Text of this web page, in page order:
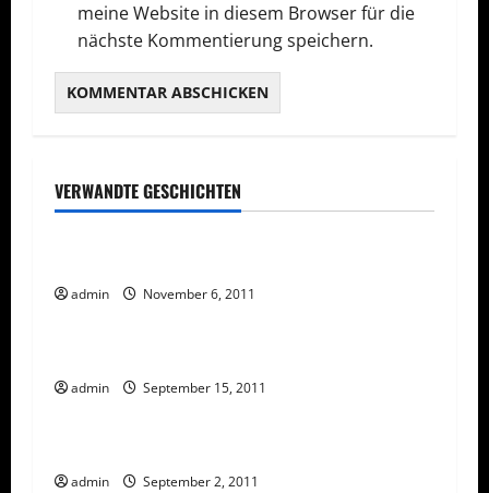
meine Website in diesem Browser für die
nächste Kommentierung speichern.
VERWANDTE GESCHICHTEN
Rechtliches Vorsicht Risiko!
admin November 6, 2011
Rechtliches Vorsicht Risiko!
admin September 15, 2011
Rechtliches Vorsicht Risiko!
admin September 2, 2011